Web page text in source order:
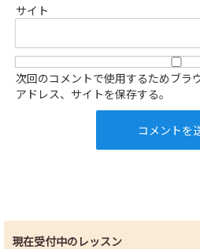
サイト
次回のコメントで使用するためブラ
アドレス、サイトを保存する。
現在受付中のレッスン